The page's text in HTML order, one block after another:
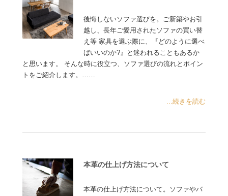
後悔しないソファ選びを。ご新築やお引
越し、長年ご愛用されたソファの買い替
え等 家具を選ぶ際に、『どのように選べ
ばいいのか?』と迷われることもあるか
と思います。 そんな時に役立つ、ソファ選びの流れとポイン
トをご紹介します。……
...続きを読む
本革の仕上げ方法について
本革の仕上げ方法について。ソファやバ